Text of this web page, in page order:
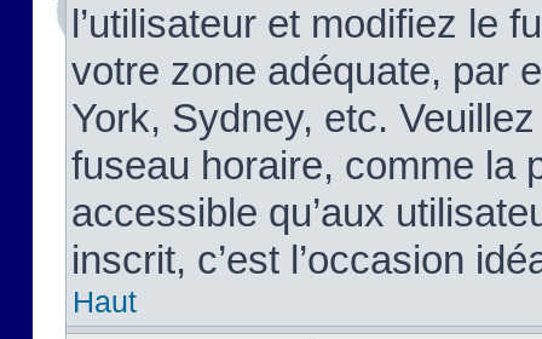
l’utilisateur et modifiez le
votre zone adéquate, par
York, Sydney, etc.
fuseau horaire, comme la
accessible qu’aux
inscrit, c’est l’occasion
Haut